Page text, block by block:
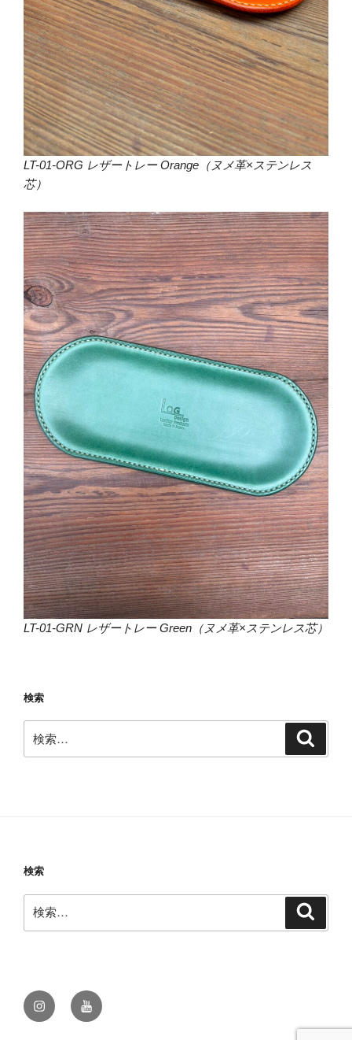
LT-01-ORG レザートレー Orange（ヌメ革×ステンレス
芯）
LT-01-GRN レザートレー Green（ヌメ革×ステンレス芯）
検索
索:
検索
索:
InstagramYoutube